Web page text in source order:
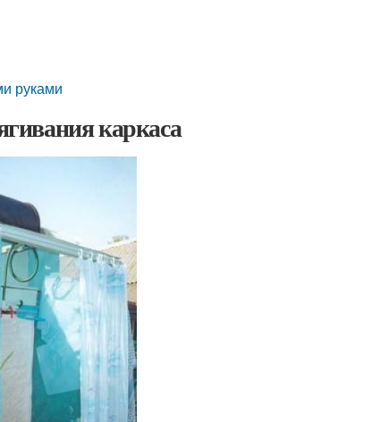
руками
каркаса